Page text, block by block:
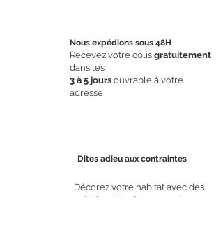
Nous expédions sous 48H
Recevez votre colis gratuitement
dans les
3 à 5 jours ouvrable à votre
adresse
Dites adieu aux contraintes
Décorez votre habitat avec des
créations tendance
sans tracas